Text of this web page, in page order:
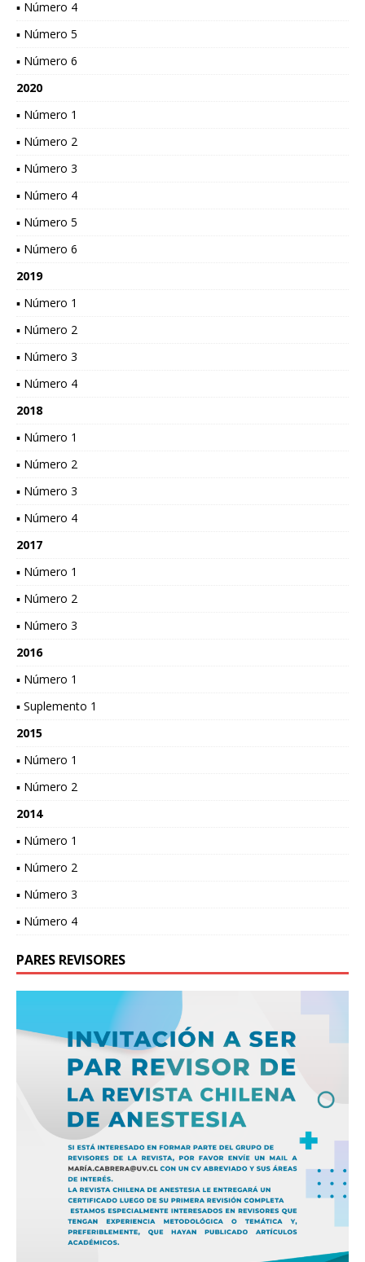
▪ Número 4
▪ Número 5
▪ Número 6
2020
▪ Número 1
▪ Número 2
▪ Número 3
▪ Número 4
▪ Número 5
▪ Número 6
2019
▪ Número 1
▪ Número 2
▪ Número 3
▪ Número 4
2018
▪ Número 1
▪ Número 2
▪ Número 3
▪ Número 4
2017
▪ Número 1
▪ Número 2
▪ Número 3
2016
▪ Número 1
▪ Suplemento 1
2015
▪ Número 1
▪ Número 2
2014
▪ Número 1
▪ Número 2
▪ Número 3
▪ Número 4
PARES REVISORES